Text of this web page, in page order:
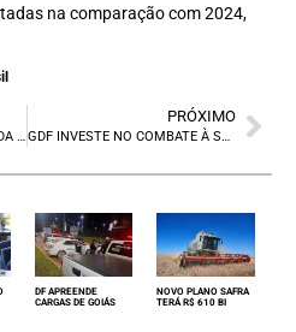
na comparação com 2024,
R$ 44 MILHÕES PARA MERENDA NO DF
PRÓXIMO
GDF INVESTE NO COMBATE À SECA
DF APREENDE
CARGAS DE GOIÁS
NOVO PLANO SAFRA
TERÁ R$ 610 BI